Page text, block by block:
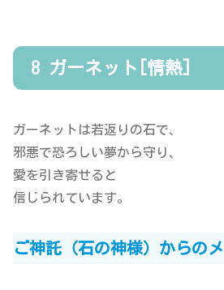
8 ガーネット[情熱]
ガーネットは若返りの石で、
邪悪で恐ろしい夢から守り、
愛を引き寄せると
信じられています。
ご神託（石の神様）からの